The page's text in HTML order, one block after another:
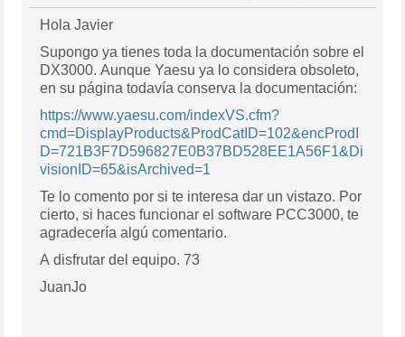
Hola Javier
Supongo ya tienes toda la documentación sobre el
DX3000. Aunque Yaesu ya lo considera obsoleto,
en su página todavía conserva la documentación:
https://www.yaesu.com/indexVS.cfm?
cmd=DisplayProducts&ProdCatID=102&encProdI
D=721B3F7D596827E0B37BD528EE1A56F1&Di
visionID=65&isArchived=1
Te lo comento por si te interesa dar un vistazo. Por
cierto, si haces funcionar el software PCC3000, te
agradecería algú comentario.
A disfrutar del equipo. 73
JuanJo